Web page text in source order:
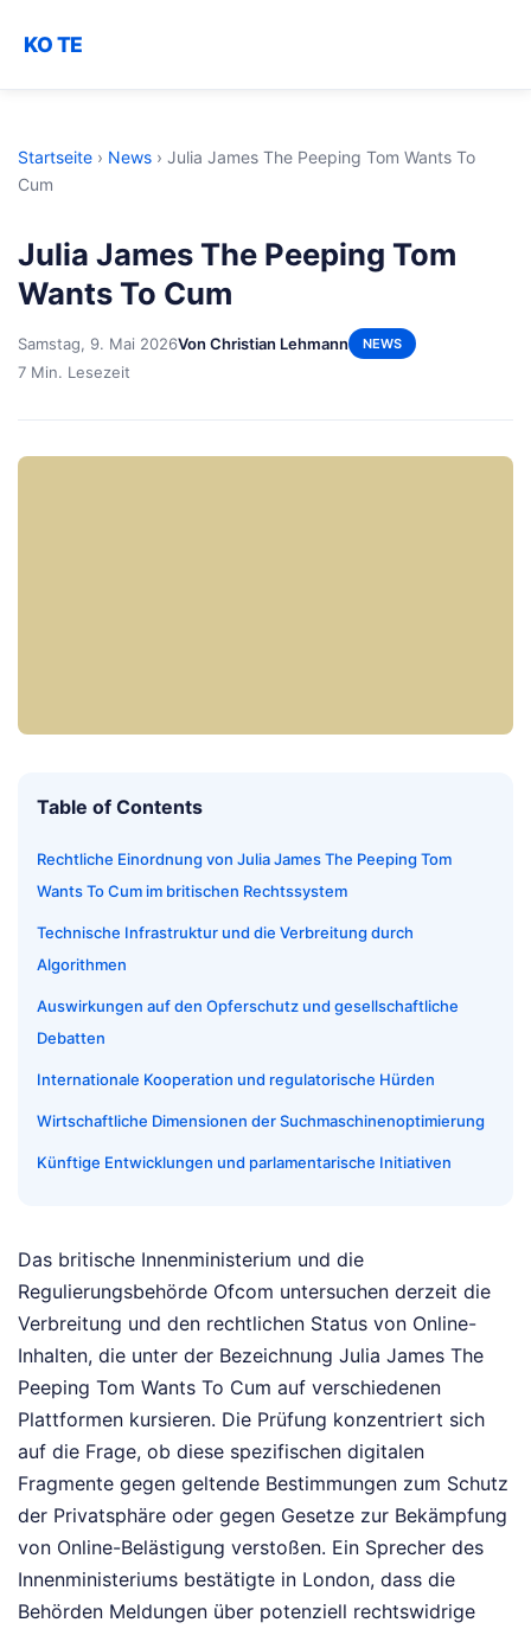
KO TE
Startseite › News › Julia James The Peeping Tom Wants To
Cum
Julia James The Peeping Tom
Wants To Cum
Samstag, 9. Mai 2026Von Christian Lehmann NEWS
7 Min. Lesezeit
Table of Contents
Rechtliche Einordnung von Julia James The Peeping Tom
Wants To Cum im britischen Rechtssystem
Technische Infrastruktur und die Verbreitung durch
Algorithmen
Auswirkungen auf den Opferschutz und gesellschaftliche
Debatten
Internationale Kooperation und regulatorische Hürden
Wirtschaftliche Dimensionen der Suchmaschinenoptimierung
Künftige Entwicklungen und parlamentarische Initiativen
Das britische Innenministerium und die
Regulierungsbehörde Ofcom untersuchen derzeit die
Verbreitung und den rechtlichen Status von Online-
Inhalten, die unter der Bezeichnung Julia James The
Peeping Tom Wants To Cum auf verschiedenen
Plattformen kursieren. Die Prüfung konzentriert sich
auf die Frage, ob diese spezifischen digitalen
Fragmente gegen geltende Bestimmungen zum Schutz
der Privatsphäre oder gegen Gesetze zur Bekämpfung
von Online-Belästigung verstoßen. Ein Sprecher des
Innenministeriums bestätigte in London, dass die
Behörden Meldungen über potenziell rechtswidrige